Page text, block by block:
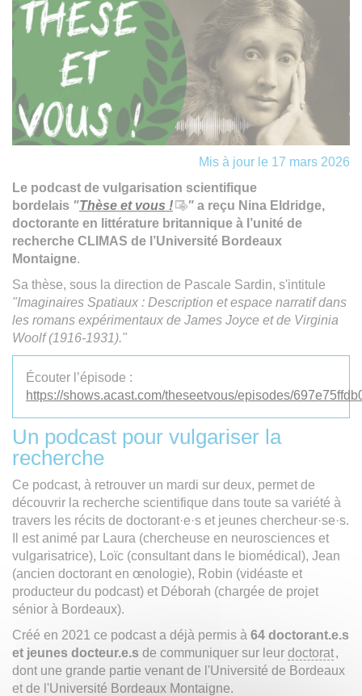
Mis à jour le 17 mars 2026
Le podcast de vulgarisation scientifique
bordelais "Thèse et vous ! " a reçu Nina Eldridge,
doctorante en littérature britannique à l’unité de
recherche CLIMAS de l’Université Bordeaux
Montaigne.
Sa thèse, sous la direction de Pascale Sardin, s'intitule
"Imaginaires Spatiaux : Description et espace narratif dans
les romans expérimentaux de James Joyce et de Virginia
Woolf (1916-1931)."
Écouter l’épisode :
https://shows.acast.com/theseetvous/episodes/
Un podcast pour vulgariser la
recherche
Ce podcast, à retrouver un mardi sur deux, permet de
découvrir la recherche scientifique dans toute sa variété à
travers les récits de doctorant·e·s et jeunes chercheur·se·s.
Il est animé par Laura (chercheuse en neurosciences et
vulgarisatrice), Loïc (consultant dans le biomédical), Jean
(ancien doctorant en œnologie), Robin (vidéaste et
producteur du podcast) et Déborah (chargée de projet
sénior à Bordeaux).
Créé en 2021 ce podcast a déjà permis à 64 doctorant.e.s
et jeunes docteur.e.s de communiquer sur leur doctorat,
dont une grande partie venant de l'Université de Bordeaux
et de l'Université Bordeaux Montaigne.